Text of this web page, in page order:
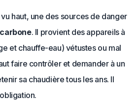
vu haut, une des sources de danger
. Il provient des appareils à
et chauffe-eau) vétustes ou mal
faire contrôler et demander à un
sa chaudière tous les ans. Il
obligation.